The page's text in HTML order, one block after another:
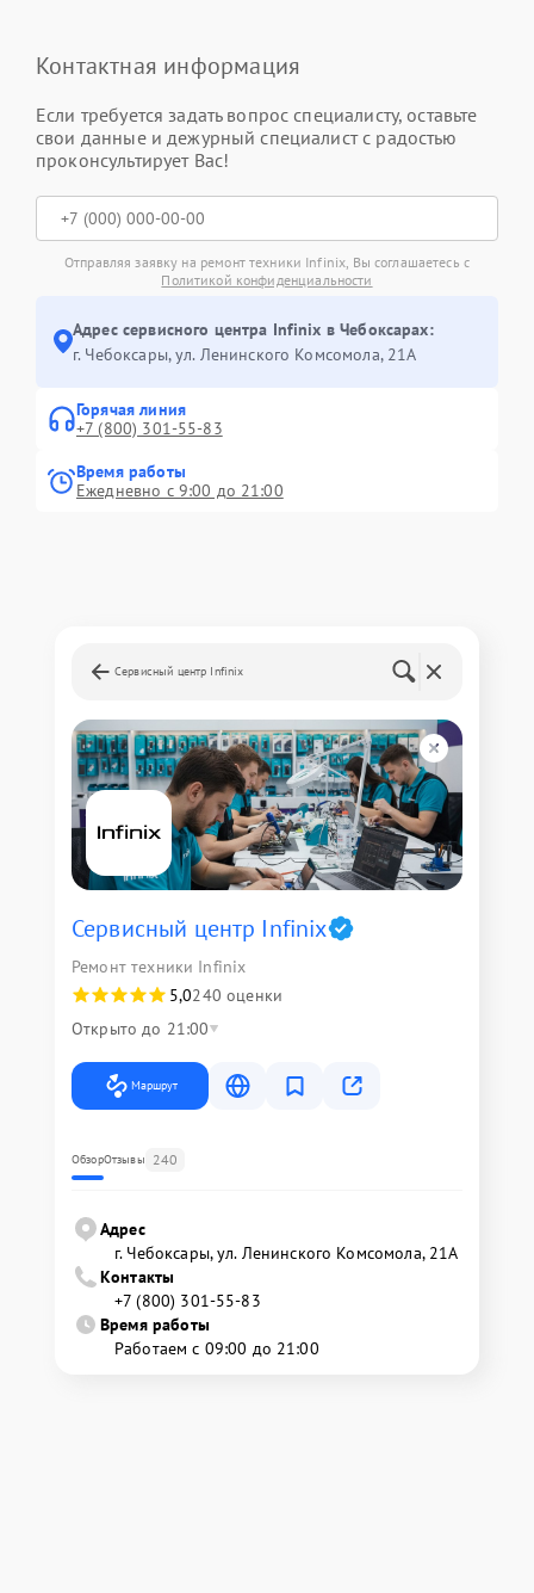
Контактная информация
Если требуется задать вопрос специалисту, оставьте
свои данные и дежурный специалист с радостью
проконсультирует Вас!
Отправляя заявку на ремонт техники Infinix, Вы соглашаетесь с
Политикой конфиденциальности
Адрес сервисного центра Infinix в Чебоксарах:
г. Чебоксары, ул. Ленинского Комсомола, 21А
Горячая линия
+7 (800) 301-55-83
Время работы
Ежедневно с 9:00 до 21:00
Сервисный центр Infinix
Сервисный центр Infinix
Ремонт техники Infinix
5,0240 оценки
Открыто до 21:00
Маршрут
ОбзорОтзывы 240
Адрес
г. Чебоксары, ул. Ленинского Комсомола, 21А
Контакты
+7 (800) 301-55-83
Время работы
Работаем с 09:00 до 21:00